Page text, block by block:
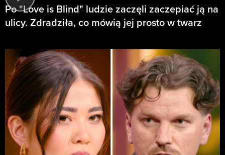
Po "Love is Blind" ludzie zaczęli zaczepiać ją na
ulicy. Zdradziła, co mówią jej prosto w twarz